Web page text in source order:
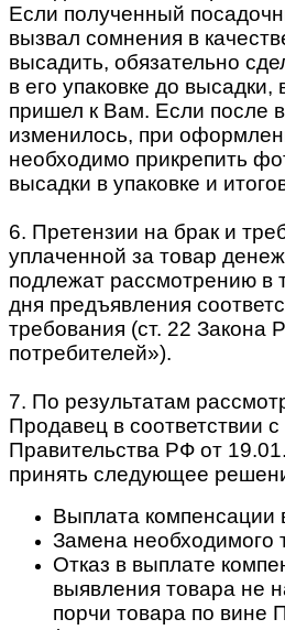
Если полученный
вызвал сомнения в
высадить, обязательно
в его упаковке до высадки,
пришел к Вам. Если после
изменилось, при
необходимо прикрепить
высадки в упаковке и
6. Претензии на брак и
уплаченной за товар
подлежат рассмотрению в
дня предъявления
требования (ст. 22
потребителей»).
7. По результатам
Продавец в соответствии
Правительства РФ от
принять следующее
Выплата компенсации
Замена необходимого
Отказ в выплате
выявления товара не
порчи товара по вине